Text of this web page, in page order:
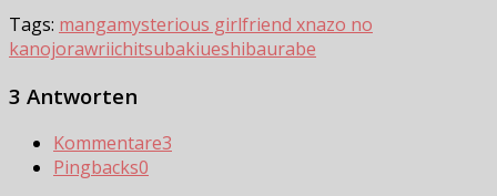
Tags: mangamysterious girlfriend xnazo no
kanojorawriichitsubakiueshibaurabe
3 Antworten
Kommentare3
Pingbacks0